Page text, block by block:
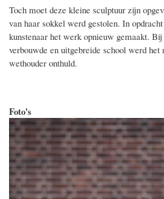
Toch moet deze kleine sculptuur zijn
van haar sokkel werd gestolen. In
kunstenaar het werk opnieuw gemaakt.
verbouwde en uitgebreide school werd het
wethouder onthuld.
Foto's